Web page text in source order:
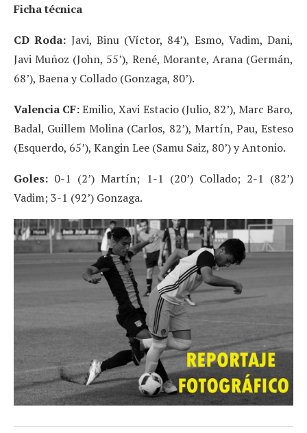
Ficha técnica
CD Roda: Javi, Binu (Víctor, 84’), Esmo, Vadim, Dani,
Javi Muñoz (John, 55’), René, Morante, Arana (Germán,
68’), Baena y Collado (Gonzaga, 80’).
Valencia CF:Emilio, Xavi Estacio (Julio, 82’), Marc Baro,
Badal, Guillem Molina (Carlos, 82’), Martín, Pau, Esteso
(Esquerdo, 65’), Kangin Lee (Samu Saiz, 80’) y Antonio.
Goles: 0-1 (2’) Martín; 1-1 (20’) Collado; 2-1 (82’)
Vadim; 3-1 (92’) Gonzaga.